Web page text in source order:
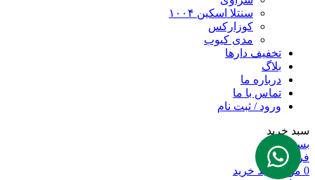
سنتلا اسکین ۱۰۰۴
کوزارکس
مدی کیوب
تخفیف دارها
بلاگ
درباره ما
تماس با ما
ورود / ثبت نام
سبد خرید
بستن
فروشگاه
0 مورد
سبد خرید